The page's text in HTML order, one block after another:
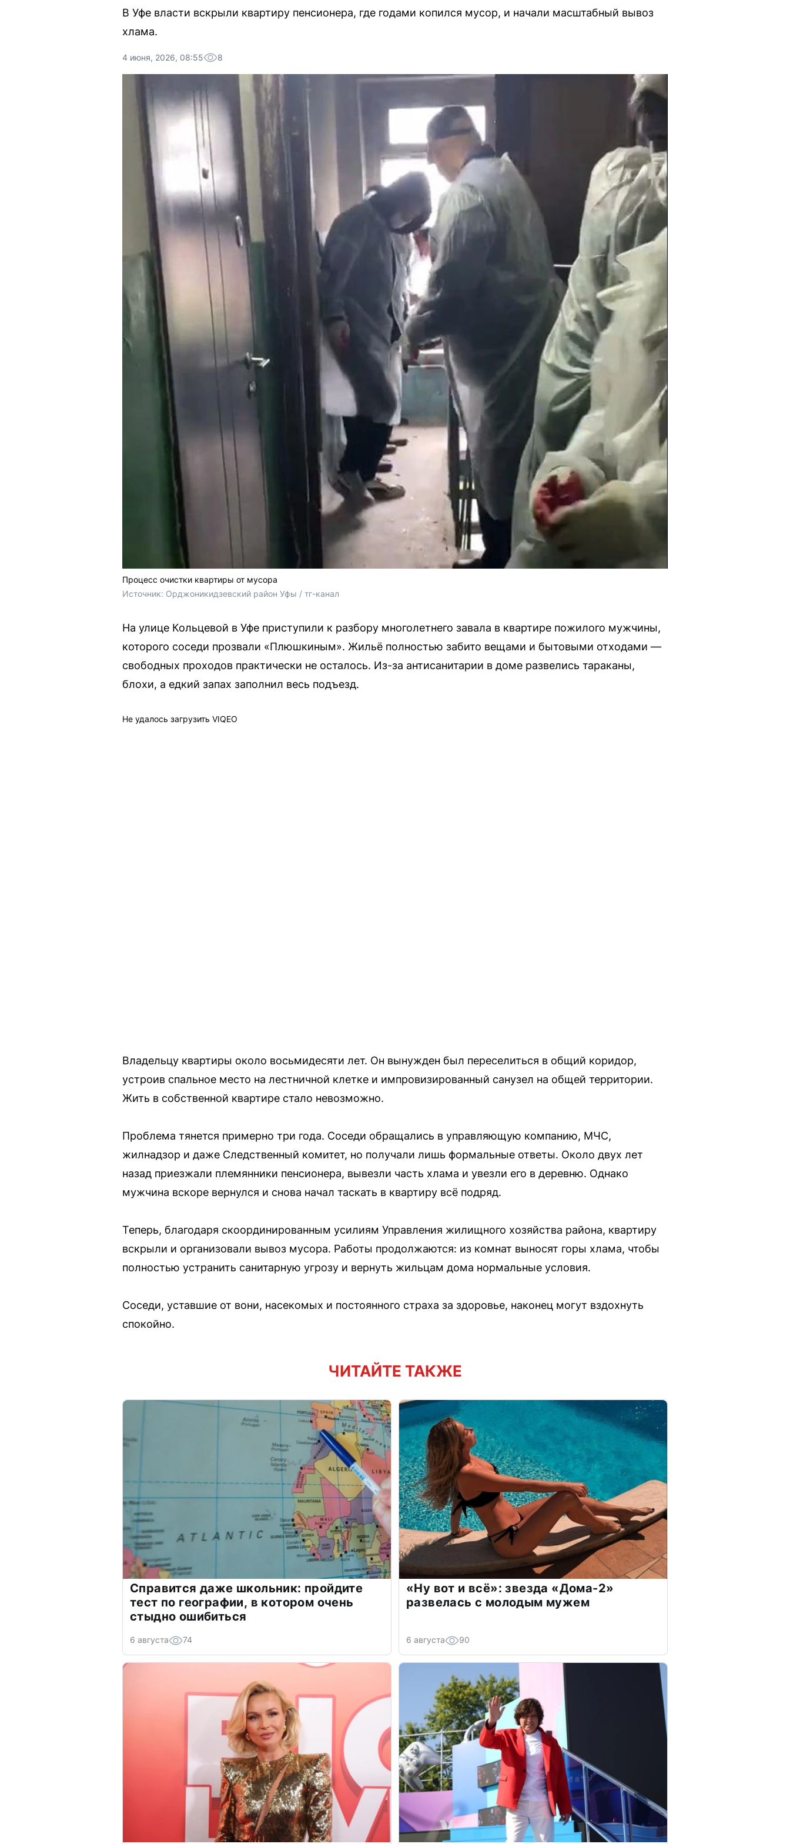
В Уфе власти вскрыли квартиру пенсионера, где годами копился мусор, и начали масштабный вывоз
хлама.
4 июня, 2026, 08:55 8
Процесс очистки квартиры от мусора
Источник: Орджоникидзевский район Уфы / тг-канал
На улице Кольцевой в Уфе приступили к разбору многолетнего завала в квартире пожилого мужчины,
которого соседи прозвали «Плюшкиным». Жильё полностью забито вещами и бытовыми отходами —
свободных проходов практически не осталось. Из-за антисанитарии в доме развелись тараканы,
блохи, а едкий запах заполнил весь подъезд.
Не удалось загрузить VIQEO
Владельцу квартиры около восьмидесяти лет. Он вынужден был переселиться в общий коридор,
устроив спальное место на лестничной клетке и импровизированный санузел на общей территории.
Жить в собственной квартире стало невозможно.
Проблема тянется примерно три года. Соседи обращались в управляющую компанию, МЧС,
жилнадзор и даже Следственный комитет, но получали лишь формальные ответы. Около двух лет
назад приезжали племянники пенсионера, вывезли часть хлама и увезли его в деревню. Однако
мужчина вскоре вернулся и снова начал таскать в квартиру всё подряд.
Теперь, благодаря скоординированным усилиям Управления жилищного хозяйства района, квартиру
вскрыли и организовали вывоз мусора. Работы продолжаются: из комнат выносят горы хлама, чтобы
полностью устранить санитарную угрозу и вернуть жильцам дома нормальные условия.
Соседи, уставшие от вони, насекомых и постоянного страха за здоровье, наконец могут вздохнуть
спокойно.
ЧИТАЙТЕ ТАКЖЕ
Справится даже школьник: пройдите
тест по географии, в котором очень
стыдно ошибиться
6 августа 74
«Ну вот и всё»: звезда «Дома-2»
развелась с молодым мужем
6 августа 90